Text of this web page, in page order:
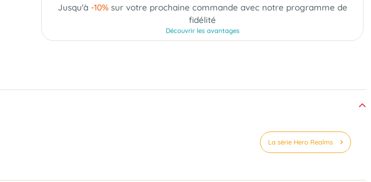
Jusqu'à -10%sur votre prochaine commande avec notre programme de
fidélité
Découvrir les avantages
La série Hero Realms